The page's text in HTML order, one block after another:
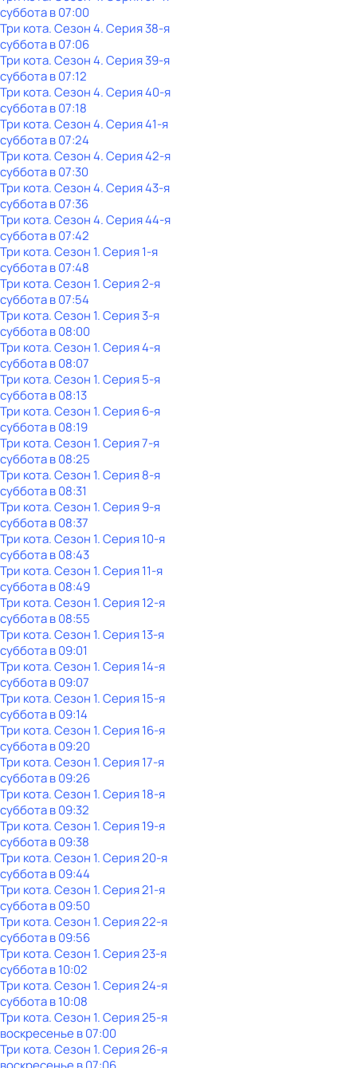
субботав07:00
Три кота. Сезон 4. Серия 38-я
субботав07:06
Три кота. Сезон 4. Серия 39-я
субботав07:12
Три кота. Сезон 4. Серия 40-я
субботав07:18
Три кота. Сезон 4. Серия 41-я
субботав07:24
Три кота. Сезон 4. Серия 42-я
субботав07:30
Три кота. Сезон 4. Серия 43-я
субботав07:36
Три кота. Сезон 4. Серия 44-я
субботав07:42
Три кота. Сезон 1. Серия 1-я
субботав07:48
Три кота. Сезон 1. Серия 2-я
субботав07:54
Три кота. Сезон 1. Серия 3-я
субботав08:00
Три кота. Сезон 1. Серия 4-я
субботав08:07
Три кота. Сезон 1. Серия 5-я
субботав08:13
Три кота. Сезон 1. Серия 6-я
субботав08:19
Три кота. Сезон 1. Серия 7-я
субботав08:25
Три кота. Сезон 1. Серия 8-я
субботав08:31
Три кота. Сезон 1. Серия 9-я
субботав08:37
Три кота. Сезон 1. Серия 10-я
субботав08:43
Три кота. Сезон 1. Серия 11-я
субботав08:49
Три кота. Сезон 1. Серия 12-я
субботав08:55
Три кота. Сезон 1. Серия 13-я
субботав09:01
Три кота. Сезон 1. Серия 14-я
субботав09:07
Три кота. Сезон 1. Серия 15-я
субботав09:14
Три кота. Сезон 1. Серия 16-я
субботав09:20
Три кота. Сезон 1. Серия 17-я
субботав09:26
Три кота. Сезон 1. Серия 18-я
субботав09:32
Три кота. Сезон 1. Серия 19-я
субботав09:38
Три кота. Сезон 1. Серия 20-я
субботав09:44
Три кота. Сезон 1. Серия 21-я
субботав09:50
Три кота. Сезон 1. Серия 22-я
субботав09:56
Три кота. Сезон 1. Серия 23-я
субботав10:02
Три кота. Сезон 1. Серия 24-я
субботав10:08
Три кота. Сезон 1. Серия 25-я
воскресенье в07:00
Три кота. Сезон 1. Серия 26-я